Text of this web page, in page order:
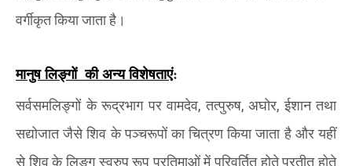
वर्गीकृत किया जाता है।
मानुष लिङ्गों की अन्य विशेषताएं:
सर्वसमलिङ्गों के रूद्रभाग पर वामदेव,तत्पुरुष, अघोर,ईशान तथा
सद्योजात जैसे शिव के पञ्चरूपों का चित्रण किया जाता है और यहीं
से शिव के लिङ्ग स्वरुप रूप प्रतिमाओं में परिवर्तित होतेप्रतीतहोते